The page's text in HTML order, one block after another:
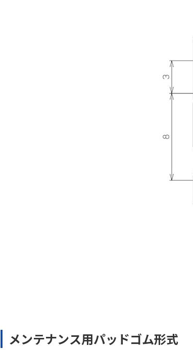
メンテナンス用パッドゴム形式